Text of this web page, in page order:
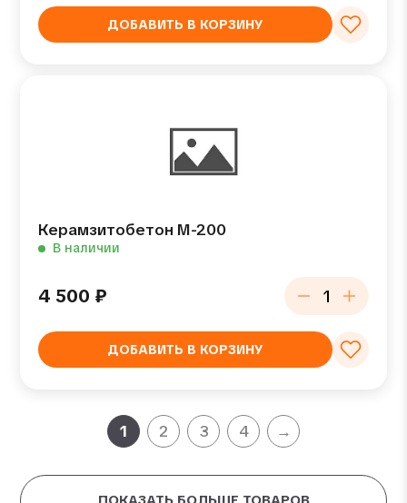
ДОБАВИТЬ В КОРЗИНУ
Керамзитобетон М-200
В наличии
4 500 ₽
ДОБАВИТЬ В КОРЗИНУ
1 2 3 4 →